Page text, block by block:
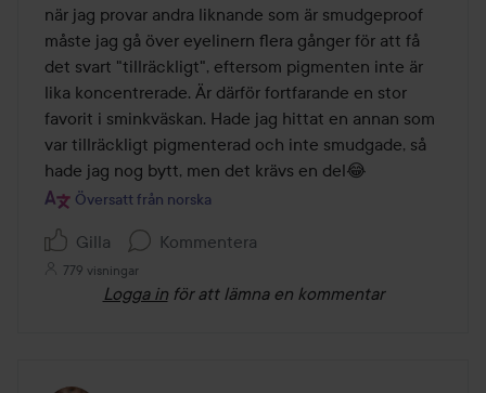
när jag provar andra liknande som är smudgeproof
måste jag gå över eyelinern flera gånger för att få
det svart "tillräckligt", eftersom pigmenten inte är
lika koncentrerade. Är därför fortfarande en stor
favorit i sminkväskan. Hade jag hittat en annan som
var tillräckligt pigmenterad och inte smudgade, så
hade jag nog bytt, men det krävs en del😂
Översatt från norska
Gilla Kommentera
779 visningar
Logga in för att lämna en kommentar